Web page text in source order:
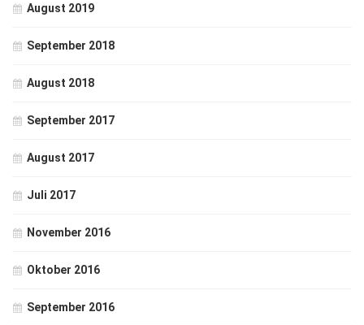
August 2019
September 2018
August 2018
September 2017
August 2017
Juli 2017
November 2016
Oktober 2016
September 2016